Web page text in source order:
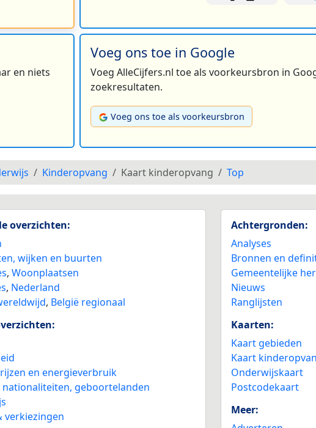
en niets
Voeg ons toe in Google
Voeg AlleCijfers.nl toe als voorkeursbron in
zoekresultaten.
Voeg ons toe als voorkeursbron
Kinderopvang Kaart kinderopvang Top
overzichten:
wijken en buurten
,Woonplaatsen
, Nederland
, België regionaal
en energieverbruik
geboortelanden
verkiezingen
Achtergronden:
Analyses
Bronnen en
Gemeentelijke
Nieuws
Ranglijsten
Kaarten:
Kaart gebieden
Kaart
Onderwijskaart
Postcodekaart
Meer: